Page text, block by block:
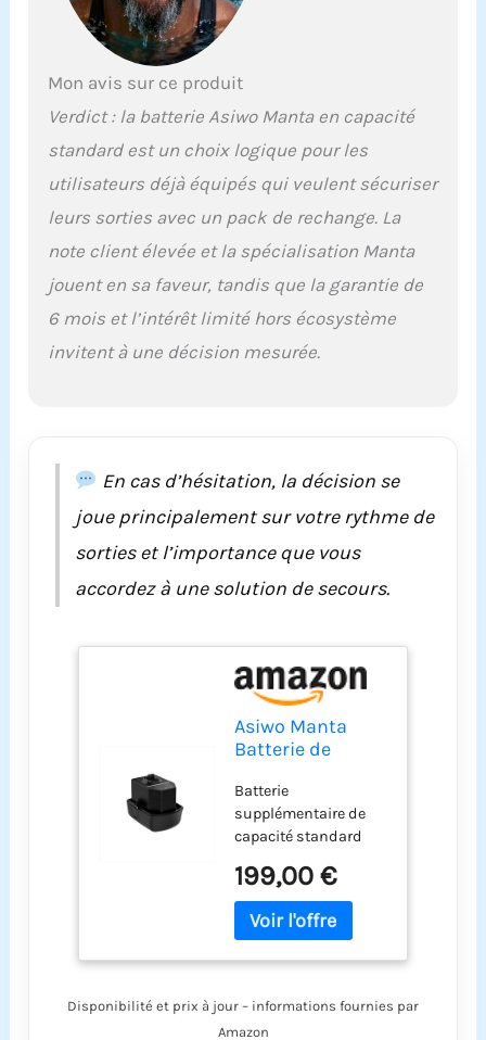
Mon avis sur ce produit
Verdict : la batterie Asiwo Manta en capacité
standard est un choix logique pour les
utilisateurs déjà équipés qui veulent sécuriser
leurs sorties avec un pack de rechange. La
note client élevée et la spécialisation Manta
jouent en sa faveur, tandis que la garantie de
6 mois et l’intérêt limité hors écosystème
invitent à une décision mesurée.
En cas d’hésitation, la décision se
joue principalement sur votre rythme de
sorties et l’importance que vous
accordez à une solution de secours.
Asiwo Manta
Batterie de
Marin de
capacité
Standard
Batterie
supplémentaire de
capacité standard
scooter sous-marin.
Conçue pour une
alimentation stable
199,00 €
Disponibilité et prix à jour – informations fournies par
Amazon